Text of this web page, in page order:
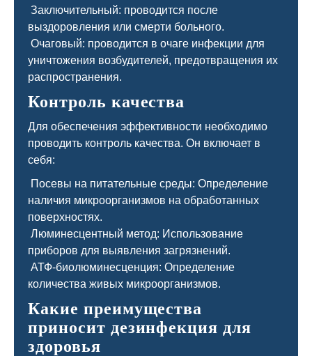
Заключительный: проводится после
выздоровления или смерти больного.
Очаговый: проводится в очаге инфекции для
уничтожения возбудителей, предотвращения их
распространения.
Контроль качества
Для обеспечения эффективности необходимо
проводить контроль качества. Он включает в
себя:
Посевы на питательные среды: Определение
наличия микроорганизмов на обработанных
поверхностях.
Люминесцентный метод: Использование
приборов для выявления загрязнений.
АТФ-биолюминесценция: Определение
количества живых микроорганизмов.
Какие преимущества
приносит дезинфекция для
здоровья